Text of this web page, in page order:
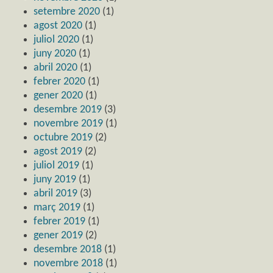
setembre 2020 (1)
agost 2020 (1)
juliol 2020 (1)
juny 2020 (1)
abril 2020 (1)
febrer 2020 (1)
gener 2020 (1)
desembre 2019 (3)
novembre 2019 (1)
octubre 2019 (2)
agost 2019 (2)
juliol 2019 (1)
juny 2019 (1)
abril 2019 (3)
març 2019 (1)
febrer 2019 (1)
gener 2019 (2)
desembre 2018 (1)
novembre 2018 (1)